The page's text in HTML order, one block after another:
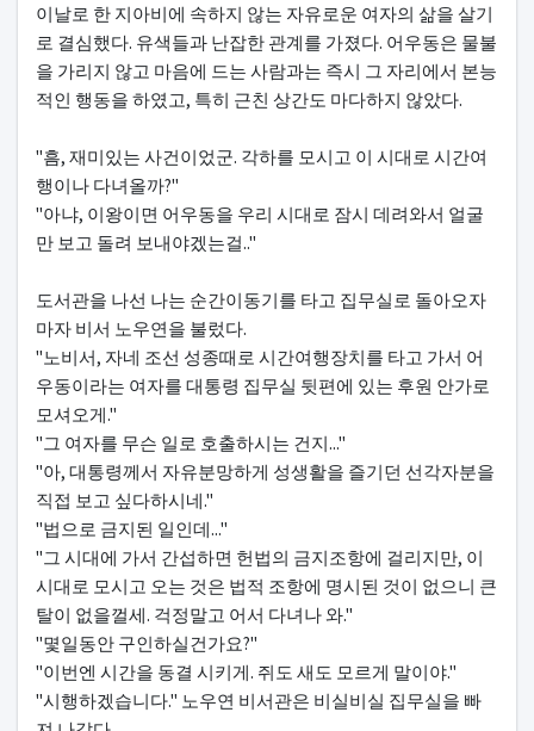
이날로 한 지아비에 속하지 않는 자유로운 여자의 삶을 살기
로 결심했다. 유색들과 난잡한 관계를 가졌다. 어우동은 물불
을 가리지 않고 마음에 드는 사람과는 즉시 그 자리에서 본능
적인 행동을 하였고, 특히 근친 상간도 마다하지 않았다.
"흠, 재미있는 사건이었군. 각하를 모시고 이 시대로 시간여
행이나 다녀올까?"
"아냐, 이왕이면 어우동을 우리 시대로 잠시 데려와서 얼굴
만 보고 돌려 보내야겠는걸.."
도서관을 나선 나는 순간이동기를 타고 집무실로 돌아오자
마자 비서 노우연을 불렀다.
"노비서, 자네 조선 성종때로 시간여행장치를 타고 가서 어
우동이라는 여자를 대통령 집무실 뒷편에 있는 후원 안가로
모셔오게."
"그 여자를 무슨 일로 호출하시는 건지..."
"아, 대통령께서 자유분망하게 성생활을 즐기던 선각자분을
직접 보고 싶다하시네."
"법으로 금지된 일인데..."
"그 시대에 가서 간섭하면 헌법의 금지조항에 걸리지만, 이
시대로 모시고 오는 것은 법적 조항에 명시된 것이 없으니 큰
탈이 없을껄세. 걱정말고 어서 다녀나 와."
"몇일동안 구인하실건가요?"
"이번엔 시간을 동결 시키게. 쥐도 새도 모르게 말이야."
"시행하겠습니다." 노우연 비서관은 비실비실 집무실을 빠